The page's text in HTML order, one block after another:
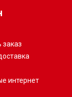
интернет